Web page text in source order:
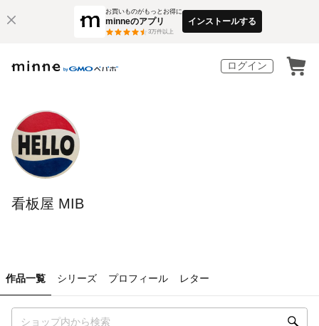
お買いものがもっとお得に
minneのアプリ
3万件以上
インストールする
ログイン
看板屋 MIB
作品一覧 シリーズ プロフィール レター